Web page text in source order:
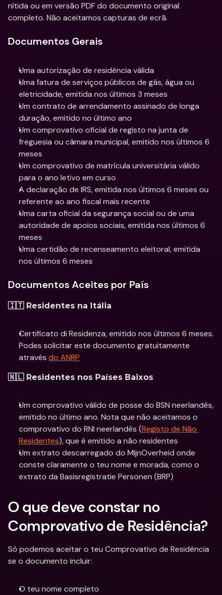
nítida ou em versão PDF do documento original
completo. Não aceitamos capturas de ecrã.
Documentos Gerais
Uma autorização de residência válida
Uma fatura de serviços públicos de gás, água ou
eletricidade, emitida nos últimos 3 meses
Um contrato de arrendamento assinado de longa
duração, emitido no último ano
Um comprovativo oficial de registo na junta de
freguesia ou câmara municipal, emitido nos últimos 6
meses
Um comprovativo de matrícula universitária válido
para o ano letivo em curso
A declaração de IRS, emitida nos últimos 6 meses ou
referente ao ano fiscal mais recente
Uma carta oficial da segurança social ou de uma
autoridade de apoios sociais, emitida nos últimos 6
meses
Uma certidão de recenseamento eleitoral, emitida
nos últimos 6 meses
Documentos Aceites por País
🇮🇹 Residentes na Itália
Certificato di Residenza, emitido nos últimos 6 meses.
Podes solicitar este documento gratuitamente
através do ANRP
🇳🇱 Residentes nos Países Baixos
Um comprovativo válido de posse do BSN neerlandês,
emitido no último ano. Nota que não aceitamos o
comprovativo do RNI neerlandês (Registo de Não
Residentes), que é emitido a não residentes
Um extrato descarregado do MijnOverheid onde
conste claramente o teu nome e morada, como o
extrato da Basisregistratie Personen (BRP)
O que deve constar no
Comprovativo de Residência?
Só podemos aceitar o teu Comprovativo de Residência
se o documento incluir:
O teu nome completo